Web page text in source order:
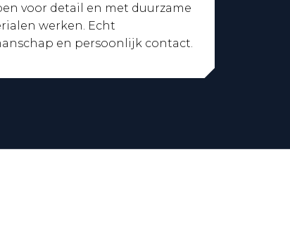
voor detail en met duurzame
werken. Echt
en persoonlijk contact.